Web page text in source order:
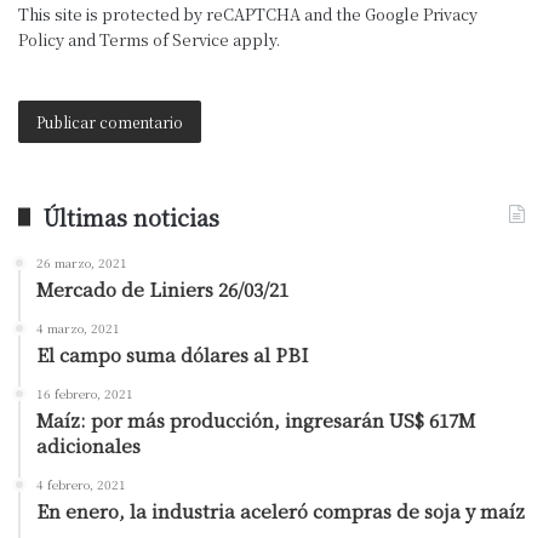
This site is protected by reCAPTCHA and the Google Privacy
Policy andTerms of Service apply.
Últimas noticias
26 marzo, 2021
Mercado de Liniers 26/03/21
4 marzo, 2021
El campo suma dólares al PBI
16 febrero, 2021
Maíz: por más producción, ingresarán US$ 617M
adicionales
4 febrero, 2021
En enero, la industria aceleró compras de soja y maíz